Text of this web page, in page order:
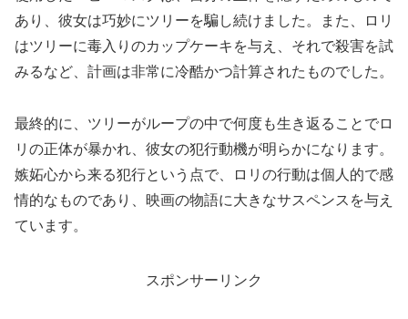
あり、彼女は巧妙にツリーを騙し続けました。また、ロリ
はツリーに毒入りのカップケーキを与え、それで殺害を試
みるなど、計画は非常に冷酷かつ計算されたものでした。
最終的に、ツリーがループの中で何度も生き返ることでロ
リの正体が暴かれ、彼女の犯行動機が明らかになります。
嫉妬心から来る犯行という点で、ロリの行動は個人的で感
情的なものであり、映画の物語に大きなサスペンスを与え
ています。
スポンサーリンク